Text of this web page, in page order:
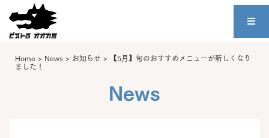
Home > News > お知らせ > 【5月】旬のおすすめメニューが新しくなり
ました！
News